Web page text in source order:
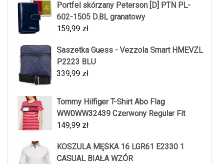
Portfel skórzany Peterson [D] PTN PL-
602-1505 D.BL granatowy
159,99 zł
Saszetka Guess - Vezzola Smart HMEVZL
P2223 BLU
339,99 zł
Tommy Hilfiger T-Shirt Abo Flag
WW0WW32439 Czerwony Regular Fit
149,99 zł
KOSZULA MĘSKA 16 LGR61 E2330 1
CASUAL BIAŁA WZÓR